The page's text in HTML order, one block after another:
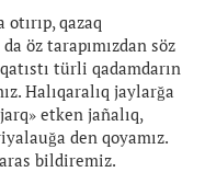
qazaq
öz tarapımızdan söz
türli qadamdarın
Halıqaralıq jaylarğa
etken jañalıq,
den qoyamız.
bildiremiz.